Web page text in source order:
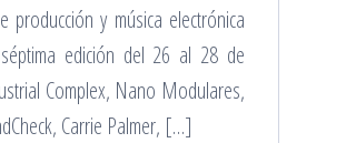
producción y música electrónica
edición del 26 al 28 de
Complex, Nano Modulares,
Carrie Palmer, […]